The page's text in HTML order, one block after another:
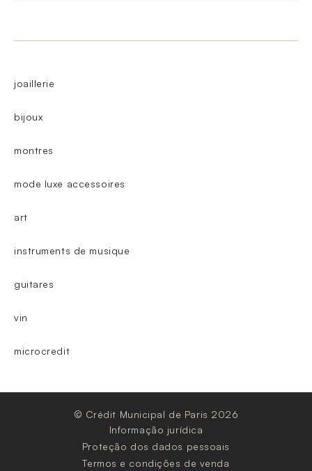
joaillerie
bijoux
montres
mode luxe accessoires
art
instruments de musique
guitares
vin
microcredit
© Crédit Municipal de Paris 2026
Informação jurídica
Proteção dos dados pessoais
Termos e condições de venda